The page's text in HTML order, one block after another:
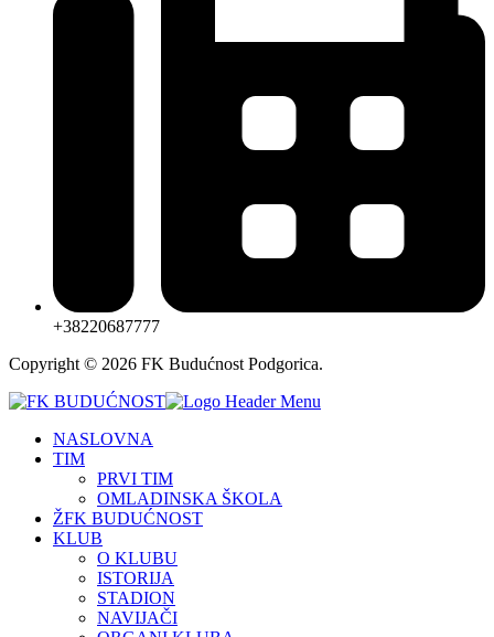
+38220687777
Copyright © 2026 FK Budućnost Podgorica.
NASLOVNA
TIM
PRVI TIM
OMLADINSKA ŠKOLA
ŽFK BUDUĆNOST
KLUB
O KLUBU
ISTORIJA
STADION
NAVIJAČI